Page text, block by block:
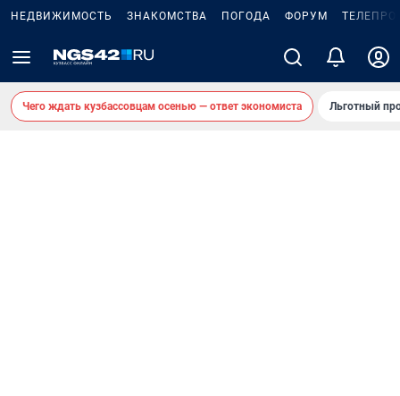
НЕДВИЖИМОСТЬ ЗНАКОМСТВА ПОГОДА ФОРУМ
Чего ждать кузбассовцам осенью — ответ экономиста Льготный